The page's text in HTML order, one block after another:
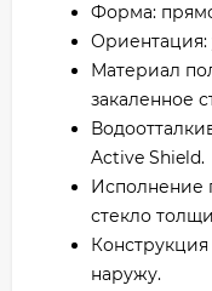
Форма:
Ориентация:
Материал
закаленное
Active Shield.
Исполнение
стекло
наружу.